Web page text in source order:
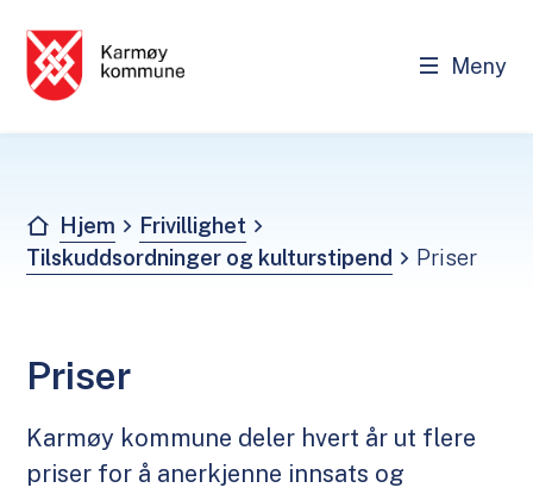
Meny
Du er her:
Hjem
Frivillighet
Tilskuddsordninger og kulturstipend
Priser
Priser
Karmøy kommune deler hvert år ut flere
priser for å anerkjenne innsats og